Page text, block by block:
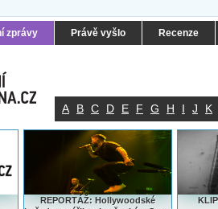
zprávy Právě vyšlo Recenze
A B C D E F G H I J K
REPORTÁŽ: Hollywoodské